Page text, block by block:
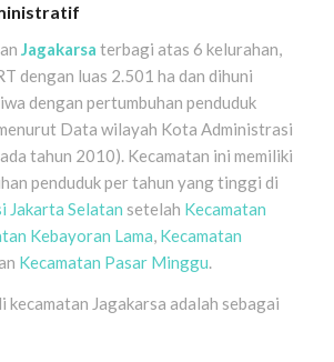
Jagakarsa terbagi atas 6 kelurahan,
dengan luas 2.501 ha dan dihuni
dengan pertumbuhan penduduk
Data wilayah Kota Administrasi
tahun 2010). Kecamatan ini memiliki
penduduk per tahun yang tinggi di
Jakarta Selatan setelah Kecamatan
Kebayoran Lama, Kecamatan
Kecamatan Pasar Minggu.
kecamatan Jagakarsa adalah sebagai